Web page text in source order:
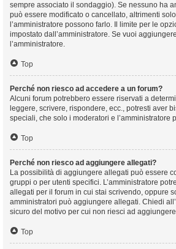
sempre associato il sondaggio). Se nessuno ha
può essere modificato o cancellato, altrimenti
l’amministratore possono farlo. Il limite per le
impostato dall’amministratore. Se vuoi
l’amministratore.
Top
Perché non riesco ad accedere a un forum?
Alcuni forum potrebbero essere riservati a
leggere, scrivere, rispondere, ecc., potresti aver
speciali, che solo i moderatori e l’amministratore
Top
Perché non riesco ad aggiungere allegati?
La possibilità di aggiungere allegati può essere
gruppi o per utenti specifici. L’amministratore
allegati per il forum in cui stai scrivendo, oppure
amministratori può aggiungere allegati. Chiedi
sicuro del motivo per cui non riesci ad
Top